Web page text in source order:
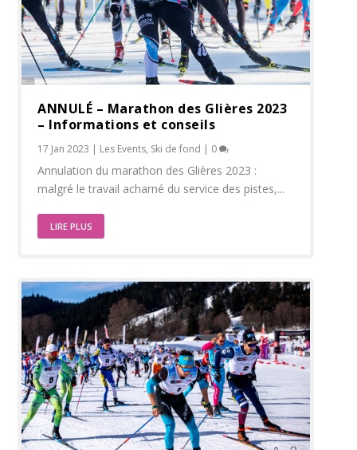
ANNULÉ – Marathon des Glières 2023
– Informations et conseils
17 Jan 2023 | Les Events, Ski de fond | 0
Annulation du marathon des Glières 2023 :
malgré le travail acharné du service des pistes,...
LIRE PLUS